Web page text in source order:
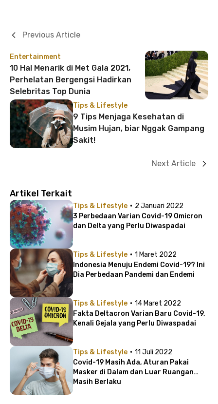
Entertainment
10 Hal Menarik di Met Gala 2021,
Perhelatan Bergengsi Hadirkan
Selebritas Top Dunia
Previous Article
Tips & Lifestyle
9 Tips Menjaga Kesehatan di
Musim Hujan, biar Nggak Gampang
Sakit!
Next Article
Artikel Terkait
Tips & Lifestyle · 2 Januari 2022
3 Perbedaan Varian Covid-19 Omicron
dan Delta yang Perlu Diwaspadai
Tips & Lifestyle · 1 Maret 2022
Indonesia Menuju Endemi Covid-19? Ini
Dia Perbedaan Pandemi dan Endemi
Tips & Lifestyle · 14 Maret 2022
Fakta Deltacron Varian Baru Covid-19,
Kenali Gejala yang Perlu Diwaspadai
Tips & Lifestyle · 11 Juli 2022
Covid-19 Masih Ada, Aturan Pakai
Masker di Dalam dan Luar Ruangan
Masih Berlaku